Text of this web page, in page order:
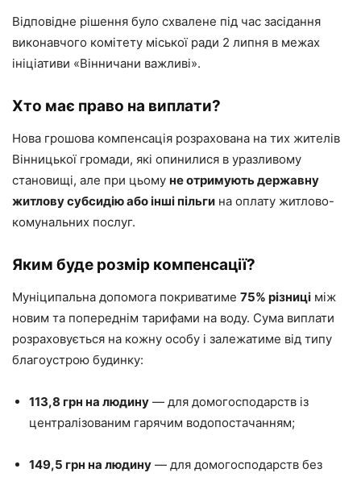
Відповідне рішення було схвалене під час засідання
виконавчого комітету міської ради 2 липня в межах
ініціативи «Вінничани важливі».
Хто має право на виплати?
Нова грошова компенсація розрахована на тих жителів
Вінницької громади, які опинилися в уразливому
становищі, але при цьому не отримують державну
житлову субсидію або інші пільги на оплату житлово-
комунальних послуг.
Яким буде розмір компенсації?
Муніципальна допомога покриватиме 75% різниці між
новим та попереднім тарифами на воду. Сума виплати
розраховується на кожну особу і залежатиме від типу
благоустрою будинку:
113,8 грн на людину — для домогосподарств із
централізованим гарячим водопостачанням;
149,5 грн на людину — для домогосподарств без